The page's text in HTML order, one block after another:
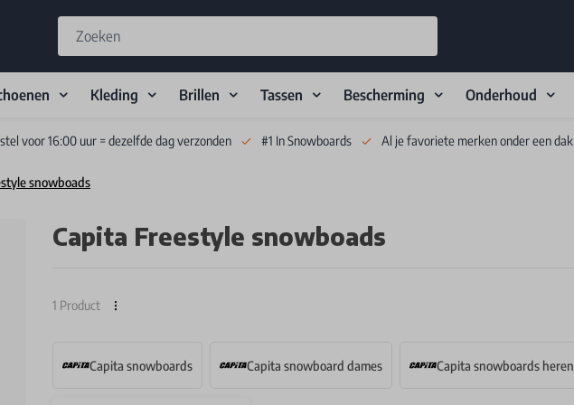
Kleding Brillen Tassen Bescherming Onderhoud
voor 16:00 uur = dezelfde dag verzonden #1 In Snowboards Al je favoriete merken onder een dak
snowboads
Capita Freestyle snowboads
1 Product
Capita snowboards Capita snowboard dames Capita snowboards heren